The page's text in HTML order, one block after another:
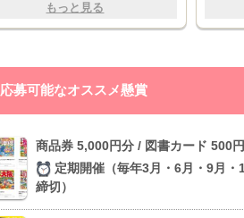
もっと見る
応募可能なオススメ懸賞
商品券 5,000円分 / 図書カード 500
定期開催（毎年3月・6月・9月・
締切）